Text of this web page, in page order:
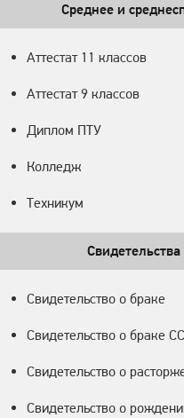
Среднее и
Аттестат 11 классов
Аттестат 9 классов
Диплом ПТУ
Колледж
Техникум
Свидетельство о браке
Свидетельство о браке
Свидетельство о
Свидетельство о